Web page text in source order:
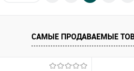
САМЫЕ ПРОДАВАЕМЫЕ